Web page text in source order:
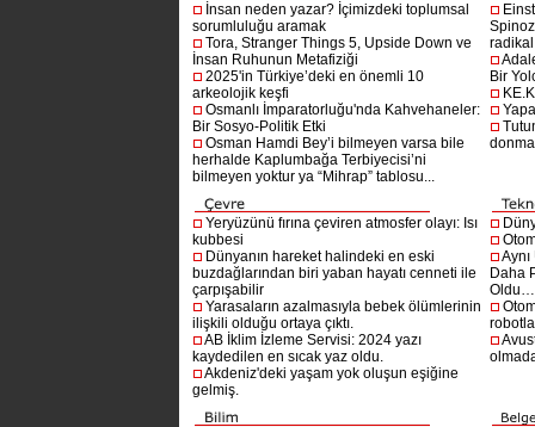
İnsan neden yazar? İçimizdeki toplumsal
sorumluluğu aramak
Tora, Stranger Things 5, Upside Down ve
İnsan Ruhunun Metafiziği
2025'in Türkiye’deki en önemli 10
arkeolojik keşfi
Osmanlı İmparatorluğu'nda Kahvehaneler:
Bir Sosyo-Politik Etki
Osman Hamdi Bey’i bilmeyen varsa bile
herhalde Kaplumbağa Terbiyecisi’ni
bilmeyen yoktur ya “Mihrap” tablosu...
Bir
Yeryüzünü fırına çeviren atmosfer olayı: Isı
kubbesi
Dünyanın hareket halindeki en eski
buzdağlarından biri yaban hayatı cenneti ile
çarpışabilir
Yarasaların azalmasıyla bebek ölümlerinin
ilişkili olduğu ortaya çıktı.
AB İklim İzleme Servisi: 2024 yazı
kaydedilen en sıcak yaz oldu.
Akdeniz'deki yaşam yok oluşun eşiğine
gelmiş.
Daha
Oldu…